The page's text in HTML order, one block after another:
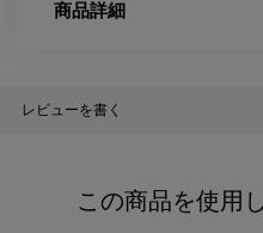
商品詳細
レビューを書く
この商品を使用